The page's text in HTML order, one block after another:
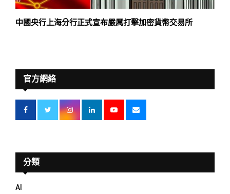
中國央行上海分行正式宣布嚴厲打擊加密貨幣交易所
官方網絡
分類
AI